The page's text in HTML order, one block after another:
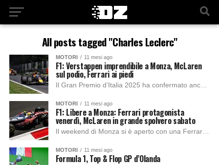
All posts tagged "Charles Leclerc"
MOTORI 11 mesi ago
F1: Verstappen imprendibile a Monza, McLaren
sul podio, Ferrari ai piedi
Il Gran Premio d’Italia 2025 ha confermato ancora una volta lo strapotere di Max Verstappen, capace di dominare sul circuito di Monza con la solita freddezza...
MOTORI 11 mesi ago
F1: Libere a Monza: Ferrari protagonista
venerdì, McLaren in grande spolvero sabato
Il weekend di Monza si è aperto con una Ferrari subito sugli scudi. Nella prima sessione di prove libere, infatti, è stato Lewis Hamilton a piazzare...
MOTORI 11 mesi ago
Formula 1, Top & Flop GP d’Olanda